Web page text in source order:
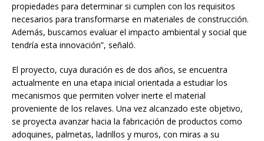
propiedades para determinar si cumplen con los requisitos
necesarios para transformarse en materiales de construcción.
Además, buscamos evaluar el impacto ambiental y social que
tendría esta innovación”, señaló.
El proyecto, cuya duración es de dos años, se encuentra
actualmente en una etapa inicial orientada a estudiar los
mecanismos que permiten volver inerte el material
proveniente de los relaves. Una vez alcanzado este objetivo,
se proyecta avanzar hacia la fabricación de productos como
adoquines, palmetas, ladrillos y muros, con miras a su